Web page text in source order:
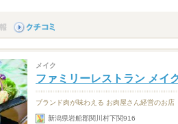
メイク
ファミリーレストラン メイ
ブランド肉が味わえる お肉屋さん経営のお店
新潟県岩船郡関川村下関916